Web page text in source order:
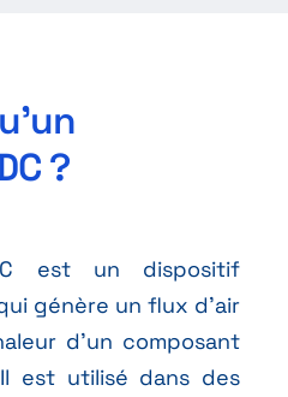
?
est un dispositif
génère un flux d’air
d’un composant
est utilisé dans des